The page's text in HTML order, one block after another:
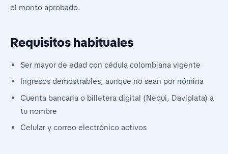
el monto aprobado.
Requisitos habituales
Ser mayor de edad con cédula colombiana vigente
Ingresos demostrables, aunque no sean por nómina
Cuenta bancaria o billetera digital (Nequi, Daviplata) a
tu nombre
Celular y correo electrónico activos